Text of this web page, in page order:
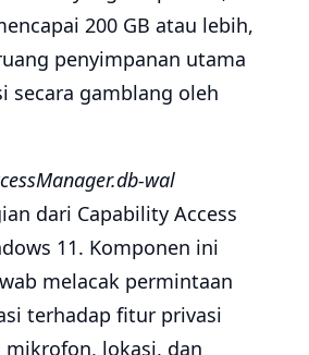
200 GB atau lebih,
penyimpanan utama
secara gamblang oleh
wal
dari Capability Access
11. Komponen ini
melacak permintaan
terhadap fitur privasi
mikrofon, lokasi, dan